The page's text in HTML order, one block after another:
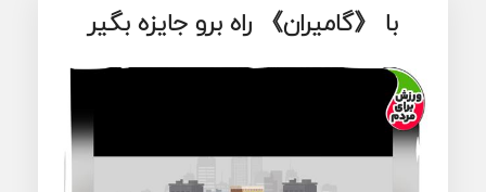
با 《گامیران》 راه برو جایزه بگیر
طناب بازی
فوتبال
والیبال